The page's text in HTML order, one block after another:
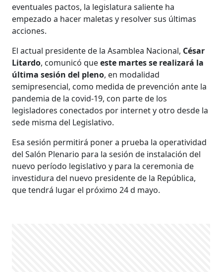
eventuales pactos, la legislatura saliente ha
empezado a hacer maletas y resolver sus últimas
acciones.
El actual presidente de la Asamblea Nacional, César
Litardo, comunicó queeste martes se realizará la
última sesión del pleno, en modalidad
semipresencial, como medida de prevención ante la
pandemia de la covid-19, con parte de los
legisladores conectados por internet y otro desde la
sede misma del Legislativo.
Esa sesión permitirá poner a prueba la operatividad
del Salón Plenario para la sesión de instalación del
nuevo período legislativo y para la ceremonia de
investidura del nuevo presidente de la República,
que tendrá lugar el próximo 24 d mayo.